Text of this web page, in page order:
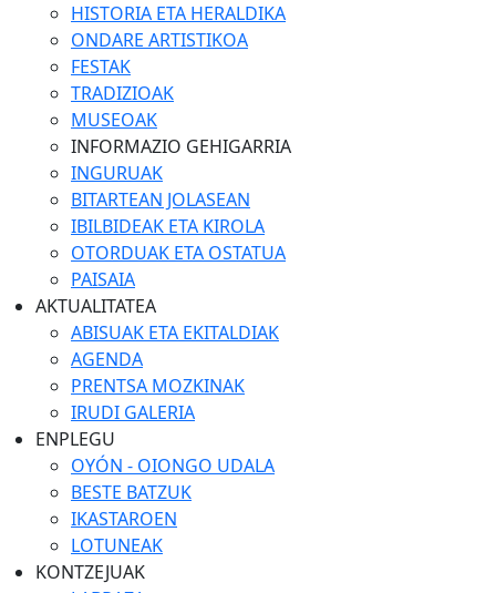
HISTORIA ETA HERALDIKA
ONDARE ARTISTIKOA
FESTAK
TRADIZIOAK
MUSEOAK
INFORMAZIO GEHIGARRIA
INGURUAK
BITARTEAN JOLASEAN
IBILBIDEAK ETA KIROLA
OTORDUAK ETA OSTATUA
PAISAIA
AKTUALITATEA
ABISUAK ETA EKITALDIAK
AGENDA
PRENTSA MOZKINAK
IRUDI GALERIA
ENPLEGU
OYÓN - OIONGO UDALA
BESTE BATZUK
IKASTAROEN
LOTUNEAK
KONTZEJUAK